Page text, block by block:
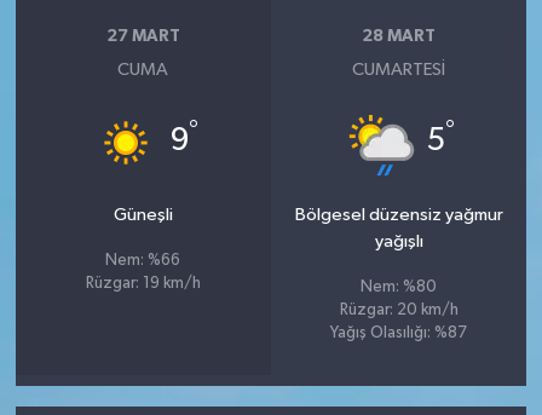
27 MART
CUMA
9°
Güneşli
Nem: %66
Rüzgar: 19 km/h
28 MART
CUMARTESI
5°
Bölgesel düzensiz yağmur
yağışlı
Nem: %80
Rüzgar: 20 km/h
Yağış Olasılığı: %87